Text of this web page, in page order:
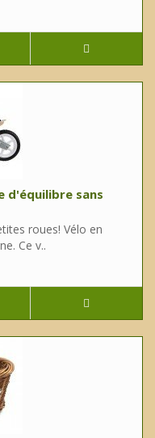
d'équilibre sans
roues! Vélo en
Ce v..